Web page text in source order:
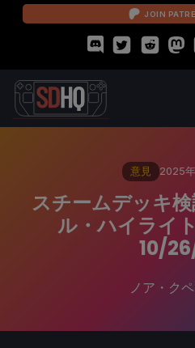
JOIN
意見 2025
スチームデッキ
ル・ハイライ
10/
ノア・ク